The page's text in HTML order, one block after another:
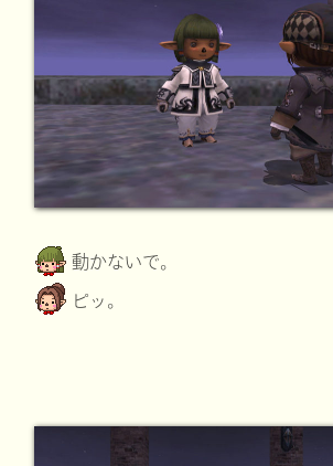
動かないで。
ピッ。